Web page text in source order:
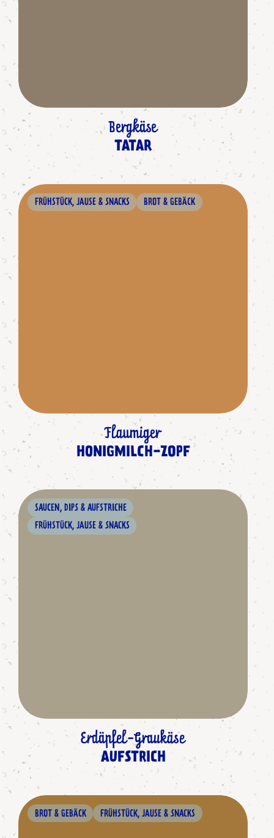
Bergkäse
TATAR
FRÜHSTÜCK, JAUSE & SNACKS BROT & GEBÄCK
Flaumiger
HONIGMILCH-ZOPF
SAUCEN, DIPS & AUFSTRICHE
FRÜHSTÜCK, JAUSE & SNACKS
Erdäpfel-Graukäse
AUFSTRICH
BROT & GEBÄCK FRÜHSTÜCK, JAUSE & SNACKS